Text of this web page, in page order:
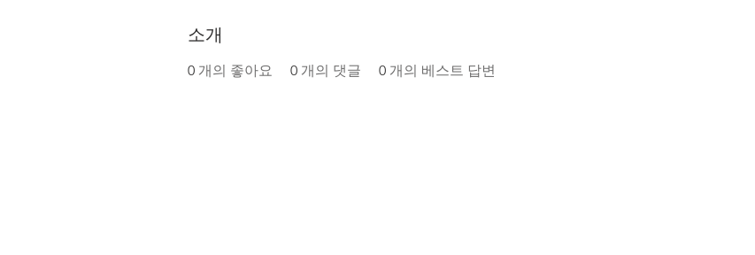
소개
0 개의 좋아요 0 개의 댓글 0 개의 베스트 답변